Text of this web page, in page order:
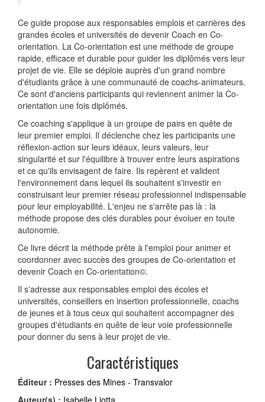
Ce guide propose aux responsables emplois et carrières des
grandes écoles et universités de devenir Coach en Co-
orientation. La Co-orientation est une méthode de groupe
rapide, efficace et durable pour guider les diplômés vers leur
projet de vie. Elle se déploie auprès d'un grand nombre
d'étudiants grâce à une communauté de coachs-animateurs.
Ce sont d'anciens participants qui reviennent animer la Co-
orientation une fois diplômés.
Ce coaching s'applique à un groupe de pairs en quête de
leur premier emploi. Il déclenche chez les participants une
réflexion-action sur leurs idéaux, leurs valeurs, leur
singularité et sur l'équilibre à trouver entre leurs aspirations
et ce qu'ils envisagent de faire. Ils repèrent et valident
l'environnement dans lequel ils souhaitent s'investir en
construisant leur premier réseau professionnel indispensable
pour leur employabilité. L'enjeu ne s'arrête pas là : la
méthode propose des clés durables pour évoluer en toute
autonomie.
Ce livre décrit la méthode prête à l'emploi pour animer et
coordonner avec succès des groupes de Co-orientation et
devenir Coach en Co-orientation©.
Il s'adresse aux responsables emploi des écoles et
universités, conseillers en insertion professionnelle, coachs
de jeunes et à tous ceux qui souhaitent accompagner des
groupes d'étudiants en quête de leur voie professionnelle
pour donner du sens à leur projet de vie.
Caractéristiques
Éditeur : Presses des Mines - Transvalor